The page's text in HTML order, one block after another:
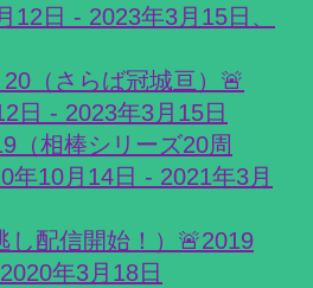
12日 - 2023年3月15日、
（さらば冠城亘）🚨
日 - 2023年3月15日
（相棒シリーズ20周
年10月14日 - 2021年3月
し配信開始！）🚨2019
年3月18日